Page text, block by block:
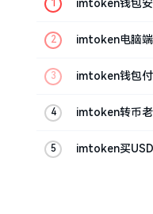
imtoken钱包
imtoken电脑
imtoken钱包
imtoken转币
imtoken买